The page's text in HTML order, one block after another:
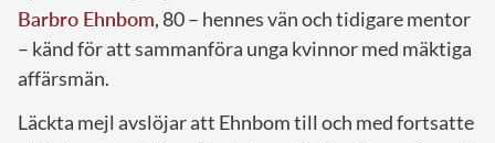
Barbro Ehnbom, 80 – hennes vän och tidigare mentor
– känd för att sammanföra unga kvinnor med mäktiga
affärsmän.
Läckta mejl avslöjar att Ehnbom till och med fortsatte